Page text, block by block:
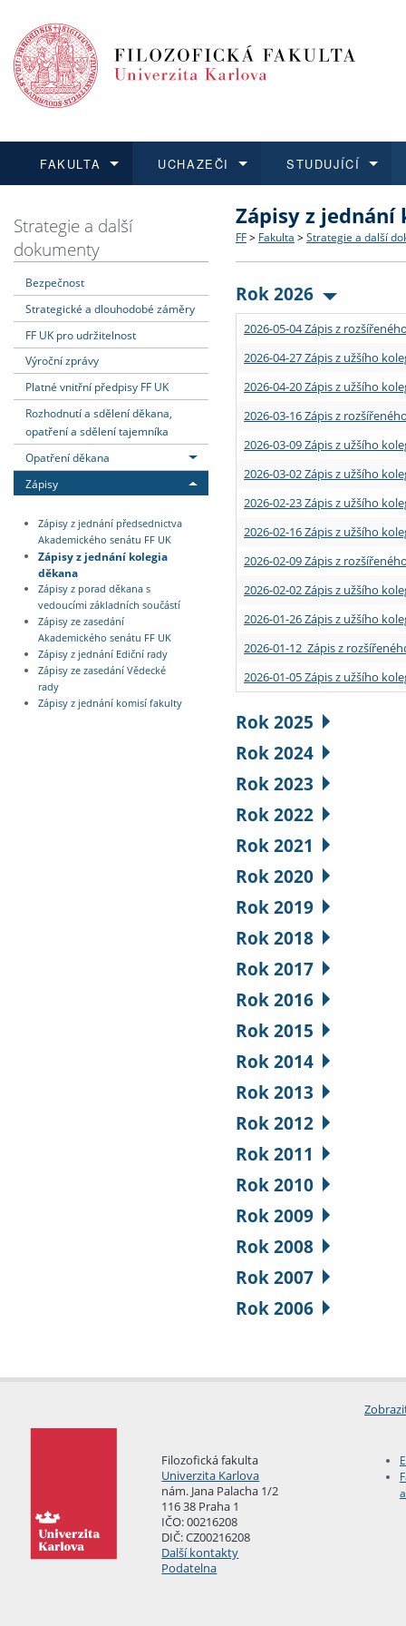
FAKULTA
Dozvědět se více
Struktura a historie
Strategie a další
Podpora a benefity pro
Absolventi fakulty
UCHAZEČI
Podat přihlášku
Co studovat a jak se
Učitelské studijní
Informace k průběhu
STUDUJÍCÍ
Dozvědět se více
Bakalářské a magisterské
Doktorské studium
Rigorózní řízení
Dozvědět se více
O vědě a výzkumu na FF
Akademické kvalifikace
Granty a projekty
Dozvědět se více
Aktuální nabídky a
Vyjíždějící studenti
Přijíždějící studenti
Vyjíždějící zaměstnanci
Strategie a další
dokumenty
Bezpečnost
Strategické a dlouhodobé záměry
FF UK pro udržitelnost
Výroční zprávy
Platné vnitřní předpisy FF UK
Rozhodnutí a sdělení děkana,
opatření a sdělení tajemníka
Opatření děkana
Zápisy
Zápisy z jednání předsednictva
Akademického senátu FF UK
Zápisy z jednání kolegia
děkana
Zápisy z porad děkana s
vedoucími základních součástí
Zápisy ze zasedání
Akademického senátu FF UK
Zápisy z jednání Ediční rady
Zápisy ze zasedání Vědecké
rady
Zápisy z jednání komisí fakulty
Zápisy z jednání
FF > Fakulta > Strategie a další
Rok 2026
2026-05-04 Zápis z
2026-04-27 Zápis z užšího
2026-04-20 Zápis z užšího
2026-03-16 Zápis z
2026-03-09 Zápis z užšího
2026-03-02 Zápis z užšího
2026-02-23 Zápis z užšího
2026-02-16 Zápis z užšího
2026-02-09 Zápis z
2026-02-02 Zápis z užšího
2026-01-26 Zápis z užšího
2026-01-12 Zápis z
2026-01-05 Zápis z užšího
Rok 2025
Rok 2024
Rok 2023
Rok 2022
Rok 2021
Rok 2020
Rok 2019
Rok 2018
Rok 2017
Rok 2016
Rok 2015
Rok 2014
Rok 2013
Rok 2012
Rok 2011
Rok 2010
Rok 2009
Rok 2008
Rok 2007
Rok 2006
Filozofická fakulta
Univerzita Karlova
nám. Jana Palacha 1/2
116 38 Praha 1
IČO: 00216208
DIČ: CZ00216208
Další kontakty
Podatelna